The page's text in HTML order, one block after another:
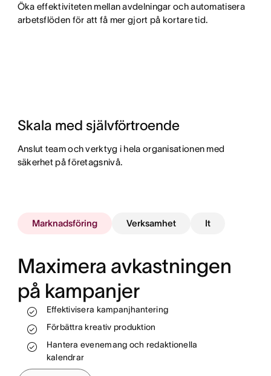
Öka effektiviteten mellan avdelningar och automatisera
arbetsflöden för att få mer gjort på kortare tid.
Skala med självförtroende
Anslut team och verktyg i hela organisationen med
säkerhet på företagsnivå.
Marknadsföring Verksamhet It
Maximera avkastningen
på kampanjer
Effektivisera kampanjhantering
Förbättra kreativ produktion
Hantera evenemang och redaktionella
kalendrar
Följ upp arbetet och se förlopp i realtid
Standardisera och automatisera processer
Tilldela resurser på ett effektivare sätt
Automatisera och effektivisera dina
arbetsflöden
Hantera introduktion för nyanställda och
anställningsavslut